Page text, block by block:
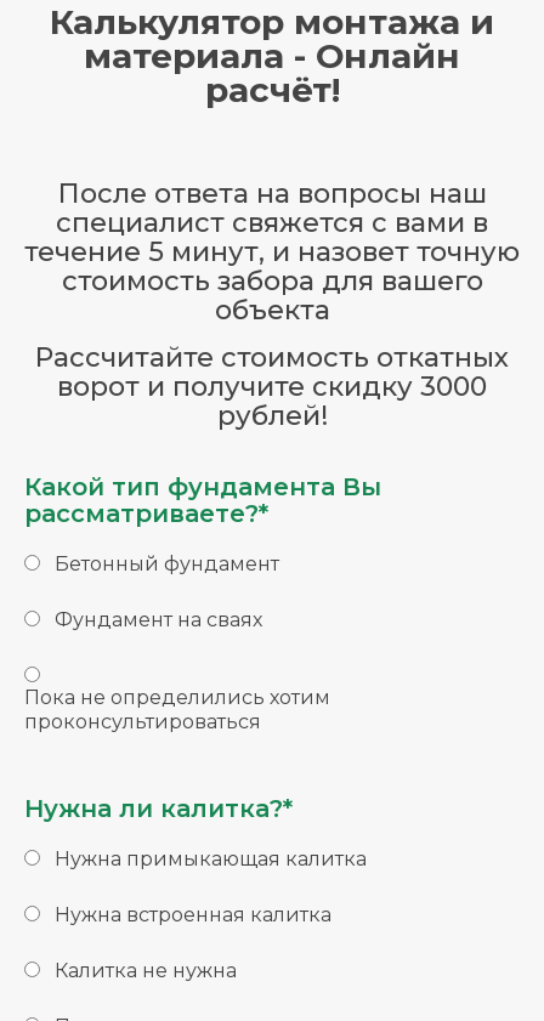
Калькулятор монтажа и
материала - Онлайн
расчёт!
После ответа на вопросы наш
специалист свяжется с вами в
течение 5 минут, и назовет точную
стоимость забора для вашего
объекта
Рассчитайте стоимость откатных
ворот и получите скидку 3000
рублей!
Какой тип фундамента Вы
рассматриваете?*
Бетонный фундамент
Фундамент на сваях
Пока не определились хотим
проконсультироваться
Нужна ли калитка?*
Нужна примыкающая калитка
Нужна встроенная калитка
Калитка не нужна